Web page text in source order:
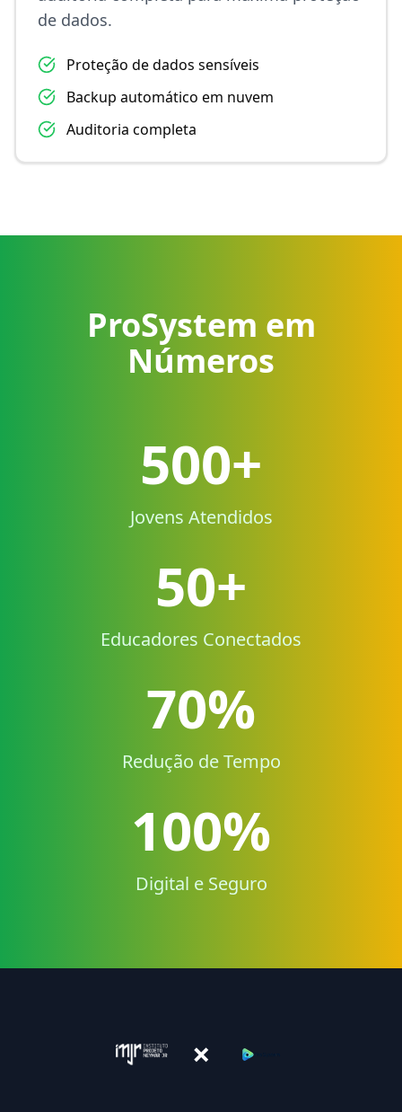
de dados.
Proteção de dados sensíveis
Backup automático em nuvem
Auditoria completa
ProSystem em
Números
500+
Jovens Atendidos
50+
Educadores Conectados
70%
Redução de Tempo
100%
Digital e Seguro
×